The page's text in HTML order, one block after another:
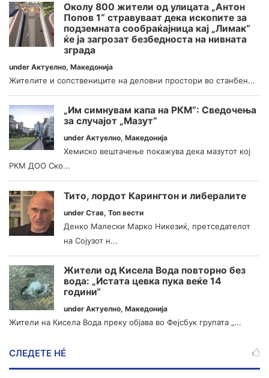
Околу 800 жители од улицата „Антон
Попов 1“ стравуваат дека ископите за
подземната сообраќајница кај „Лимак“
ќе ја загрозат безбедноста на нивната
зграда
under Актуелно, Македонија
Жителите и сопствениците на деловни простори во станбен...
„Им симнувам капа на РКМ“: Сведочења
за случајот „Мазут“
under Актуелно, Македонија
Хемиско вештачење покажува дека мазутот кој
РКМ ДОО Ско...
Тито, лордот Карингтон и либералите
under Став, Топ вести
Денко Малески Марко Никезиќ, претседателот
на Сојузот н...
Жители од Кисела Вода повторно без
вода: „Истата цевка пука веќе 14
години“
under Актуелно, Македонија
Жители на Кисела Вода преку објава во Фејсбук групата „...
СЛЕДЕТЕ НÉ